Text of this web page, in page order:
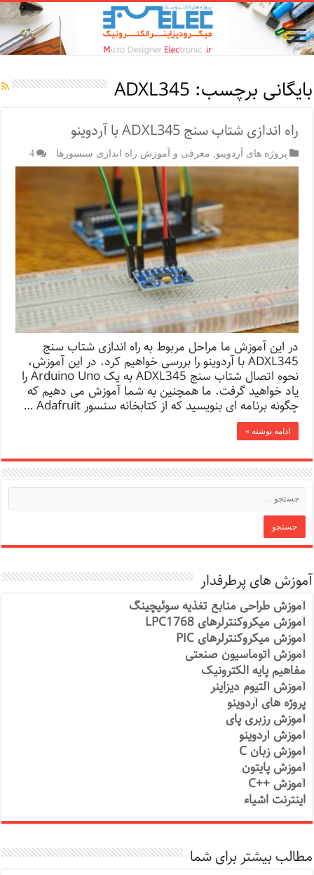
بایگانی برچسب: ADXL345
راه اندازی شتاب سنج ADXL345 با آردوینو
پروژه های آردوینو معرفی و آموزش راه اندازی سنسورها 4
در این آموزش ما مراحل مربوط به راه اندازی شتاب سنج
ADXL345 با آردوینو را بررسی خواهیم کرد. در این آموزش،
نحوه اتصال شتاب سنج ADXL345 به یک Arduino Uno را
یاد خواهید گرفت. ما همچنین به شما آموزش می دهیم که
چگونه برنامه ای بنویسید که از کتابخانه سنسور Adafruit …
ادامه نوشته »
آموزش های پرطرفدار
آموزش طراحی منابع تغذیه سوئیچینگ
آموزش میکروکنترلرهای LPC1768
آموزش میکروکنترلرهای PIC
آموزش اتوماسیون صنعتی
مفاهیم پایه الکترونیک
آموزش آلتیوم دیزاینر
پروژه های آردوینو
آموزش رزبری پای
آموزش آردوینو
آموزش زبان C
آموزش پایتون
آموزش ++C
اینترنت اشیاء
مطالب بیشتر برای شما